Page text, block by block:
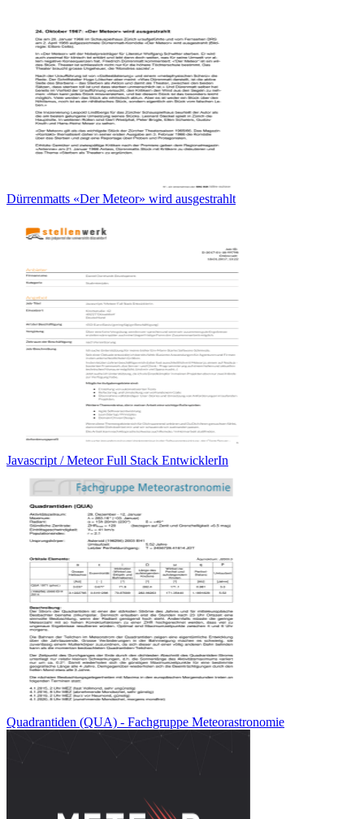
Dürrenmatts «Der Meteor» wird ausgestrahlt
Javascript / Meteor Full Stack EntwicklerIn
Quadrantiden (QUA) - Fachgruppe Meteorastronomie